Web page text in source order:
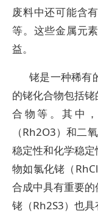
废料中还可能含
等。这些金属元
益。
铑是一种稀有
的铑化合物包括
合物等。其中
（Rh2O3）和二
稳定性和化学稳
物如氯化铑（
合成中具有重要
铑（Rh2S3）也